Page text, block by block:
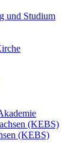
und Studium
(KEBS)